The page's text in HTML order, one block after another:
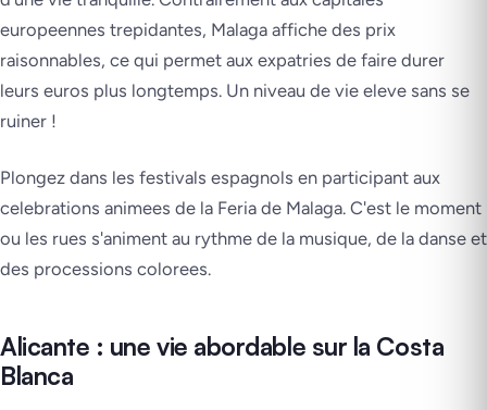
europeennes trepidantes, Malaga affiche des prix
raisonnables, ce qui permet aux expatries de faire durer
leurs euros plus longtemps. Un niveau de vie eleve sans se
ruiner !
Plongez dans les festivals espagnols en participant aux
celebrations animees de la Feria de Malaga. C'est le moment
ou les rues s'animent au rythme de la musique, de la danse et
des processions colorees.
Alicante : une vie abordable sur la Costa
Blanca